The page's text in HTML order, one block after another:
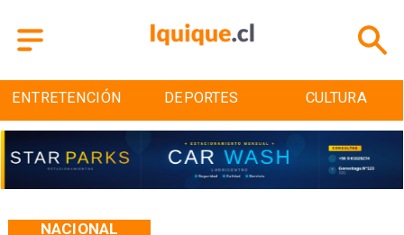
ENTRETENCIÓN DEPORTES CULTURA
NACIONAL